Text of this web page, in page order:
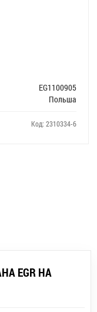
EG1100905
Польша
Код: 2310334-6
EGR НА